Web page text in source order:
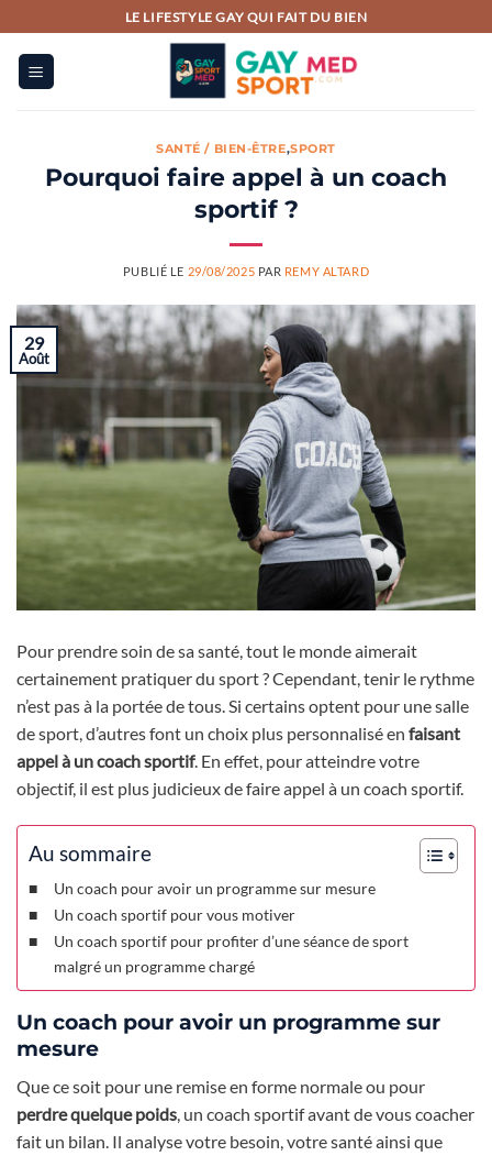
au
contenu
LE LIFESTYLE GAY QUI FAIT DU BIEN
SANTÉ / BIEN-ÊTRE,SPORT
Pourquoi faire appel à un coach
sportif ?
PUBLIÉ LE 29/08/2025 PAR REMY ALTARD
29
Août
Pour prendre soin de sa santé, tout le monde aimerait
certainement pratiquer du sport ? Cependant, tenir le rythme
n’est pas à la portée de tous. Si certains optent pour une salle
de sport, d’autres font un choix plus personnalisé en faisant
appel à un coach sportif. En effet, pour atteindre votre
objectif, il est plus judicieux de faire appel à un coach sportif.
Au sommaire
Un coach pour avoir un programme sur mesure
Un coach sportif pour vous motiver
Un coach sportif pour profiter d’une séance de sport
malgré un programme chargé
Un coach pour avoir un programme sur
mesure
Que ce soit pour une remise en forme normale ou pour
perdre quelque poids , un coach sportif avant de vous coacher
fait un bilan. Il analyse votre besoin, votre santé ainsi que